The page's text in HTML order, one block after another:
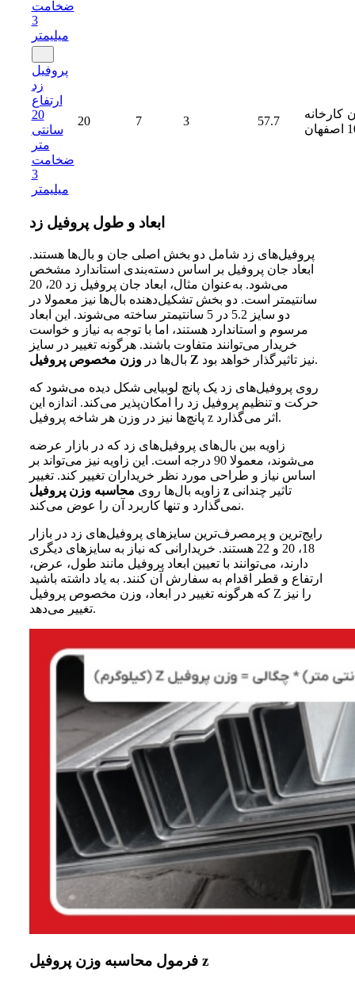
ضخامت
3
میلیمتر
پروفیل
زد
ارتفاع
20
سانتی
متر
ضخامت
3
میلیمتر
20 7 3 57.7
کارخانه
اصفهان
ابعاد و طول پروفیل زد
پروفیل‌های زد شامل دو بخش اصلی جان و بال‌ها هستند.
ابعاد جان پروفیل بر اساس دسته‌بندی استاندارد مشخص
می‌شود. به‌عنوان مثال، ابعاد جان پروفیل زد 20، 20
سانتیمتر است. دو بخش تشکیل‌دهنده بال‌ها نیز معمولا در
دو سایز 5.2 در 5 سانتیمتر ساخته می‌شوند. این ابعاد
مرسوم و استاندارد هستند، اما با توجه به نیاز و خواست
خریدار می‌توانند متفاوت باشند. هرگونه تغییر در سایز
بال‌ها در وزن مخصوص پروفیل Z نیز تاثیرگذار خواهد بود.
روی پروفیل‌های زد یک پانچ لوبیایی شکل دیده می‌شود که
حرکت و تنظیم پروفیل زد را امکان‌پذیر می‌کند. اندازه‌ این
پانچ‌ها نیز در وزن هر شاخه پروفیل z اثر می‌گذارد.
زاویه بین بال‌های پروفیل‌های زد که در بازار عرضه
می‌شوند، معمولا 90 درجه است. این زاویه نیز می‌تواند بر
اساس نیاز و طراحی مورد نظر خریداران تغییر کند. تغییر
زاویه بال‌ها روی محاسبه وزن پروفیل zتاثیر چندانی
نمی‌گذارد و تنها کاربرد آن را عوض می‌کند.
رایج‌ترین و پرمصرف‌ترین سایزهای پروفیل‌های زد در بازار
18، 20 و 22 هستند. خریدارانی که نیاز به سایزهای دیگری
دارند، می‌توانند با تعیین ابعاد پروفیل مانند طول، عرض،
ارتفاع و قطر اقدام به سفارش آن کنند. به یاد داشته باشید
که هرگونه تغییر در ابعاد، وزن مخصوص پروفیل Z را نیز
تغییر می‌دهد.
فرمول محاسبه وزن پروفیل z